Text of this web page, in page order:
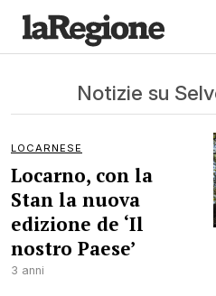
Notizie su
LOCARNESE
Locarno, con la
Stan la nuova
edizione de ‘Il
nostro Paese’
3 anni